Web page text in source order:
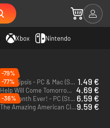
Xbox Nintendo
-79%
Apocalipsis - PC & Mac (Steam) 1.49 €
-77%
Help Will Come Tomorrow - PC (Steam)
4.69 €
Best Month Ever! - PC (Steam) 6.59 €
-36%
The Amazing American Circus - PC (Steam)9.59 €